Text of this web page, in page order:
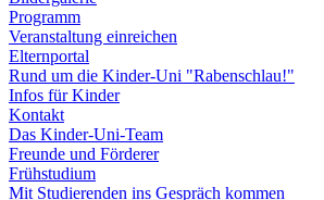
Programm
Veranstaltung einreichen
Elternportal
Rund um die Kinder-Uni "Rabenschlau!"
Infos für Kinder
Kontakt
Das Kinder-Uni-Team
Freunde und Förderer
Frühstudium
Mit Studierenden ins Gespräch kommen